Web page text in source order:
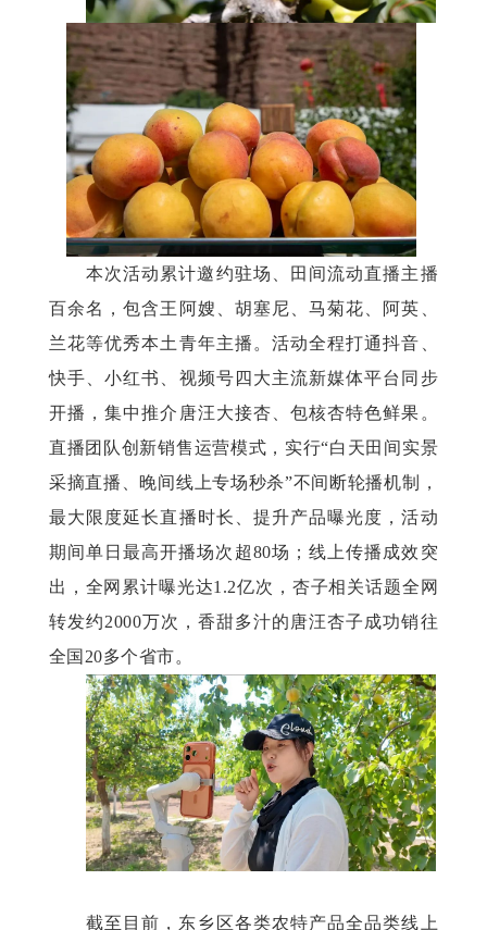
本次活动累计邀约驻场、田间流动直播主播
百余名，包含王阿嫂、胡塞尼、马菊花、阿英、
兰花等优秀本土青年主播。活动全程打通抖音、
快手、小红书、视频号四大主流新媒体平台同步
开播，集中推介唐汪大接杏、包核杏特色鲜果。
直播团队创新销售运营模式，实行“白天田间实景
采摘直播、晚间线上专场秒杀”不间断轮播机制，
最大限度延长直播时长、提升产品曝光度，活动
期间单日最高开播场次超80场；线上传播成效突
出，全网累计曝光达1.2亿次，杏子相关话题全网
转发约2000万次，香甜多汁的唐汪杏子成功销往
全国20多个省市。
截至目前，东乡区各类农特产品全品类线上